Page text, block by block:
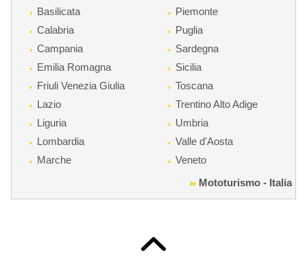
Basilicata
Calabria
Campania
Emilia Romagna
Friuli Venezia Giulia
Lazio
Liguria
Lombardia
Marche
Piemonte
Puglia
Sardegna
Sicilia
Toscana
Trentino Alto Adige
Umbria
Valle d'Aosta
Veneto
Mototurismo - Italia